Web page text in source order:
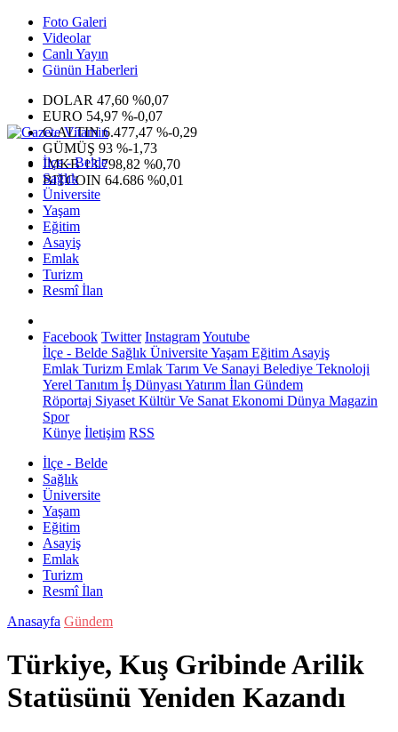
Foto Galeri
Videolar
Canlı Yayın
Günün Haberleri
DOLAR 47,60 %0,07
EURO 54,97 %-0,07
G.ALTIN6.477,47 %-0,29
GÜMÜŞ 93 %-1,73
IMKB13.798,82 %0,70
BITCOIN 64.686 %0,01
İlçe - Belde
Sağlık
Üniversite
Yaşam
Eğitim
Asayiş
Emlak
Turizm
Resmî İlan
Facebook Twitter InstagramYoutube
İlçe - Belde Sağlık ÜniversiteYaşam Eğitim Asayiş
Emlak Turizm Emlak Tarım Ve Sanayi Belediye Teknoloji
Yerel Tanıtım İş Dünyası Yatırım İlan Gündem
Röportaj Siyaset Kültür Ve Sanat Ekonomi Dünya Magazin
Spor
Künye İletişim RSS
İlçe - Belde
Sağlık
Üniversite
Yaşam
Eğitim
Asayiş
Emlak
Turizm
Resmî İlan
Anasayfa Gündem
Türkiye, Kuş Gribinde Arilik
Statüsünü Yeniden Kazandı